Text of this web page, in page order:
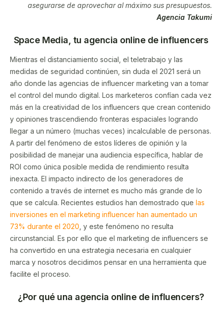
asegurarse de aprovechar al máximo sus presupuestos.
Agencia Takumi
Space Media, tu agencia online de influencers
Mientras el distanciamiento social, el teletrabajo y las
medidas de seguridad continúen, sin duda el 2021 será un
año donde las agencias de influencer marketing van a tomar
el control del mundo digital. Los marketeros confían cada vez
más en la creatividad de los influencers que crean contenido
y opiniones trascendiendo fronteras espaciales logrando
llegar a un número (muchas veces) incalculable de personas.
A partir del fenómeno de estos líderes de opinión y la
posibilidad de manejar una audiencia específica, hablar de
ROI como única posible medida de rendimiento resulta
inexacta. El impacto indirecto de los generadores de
contenido a través de internet es mucho más grande de lo
que se calcula. Recientes estudios han demostrado que las
inversiones en el marketing influencer han aumentado un
73% durante el 2020 , y este fenómeno no resulta
circunstancial. Es por ello que el marketing de influencers se
ha convertido en una estrategia necesaria en cualquier
marca y nosotros decidimos pensar en una herramienta que
facilite el proceso.
¿Por qué una agencia online de influencers?